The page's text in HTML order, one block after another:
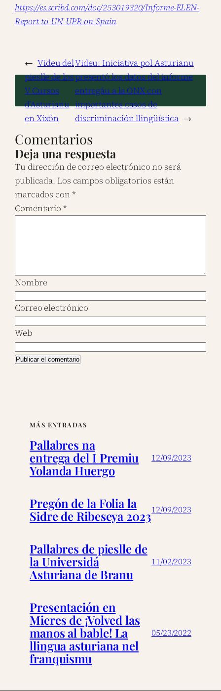
https://es.scribd.com/doc/253019320/Informe-ELEN-
Report-to-UN-UPR-on-Spain
← Videu del
pieslle de los
V Cursos
d’Asturianu
en Xixón
Videu: Iniciativa pol Asturianu
presentó los datos del informe
entregáu a la ONX con
importantes casos de
discriminación llingüística →
Comentarios
Deja una respuesta
Tu dirección de correo electrónico no será
publicada. Los campos obligatorios están
marcados con*
Comentario *
Nombre
Correo electrónico
Web
MÁS ENTRADAS
Pallabres na
entrega del I Premiu
Yolanda Huergo
12/09/2023
Pregón de la Folia la
Sidre de Ribeseya 202312/09/2023
Pallabres de pieslle de
la Universidá
Asturiana de Branu
11/02/2023
Presentación en
Mieres de ¡Volved las
manos al bable! La
llingua asturiana nel
franquismu
05/23/2022